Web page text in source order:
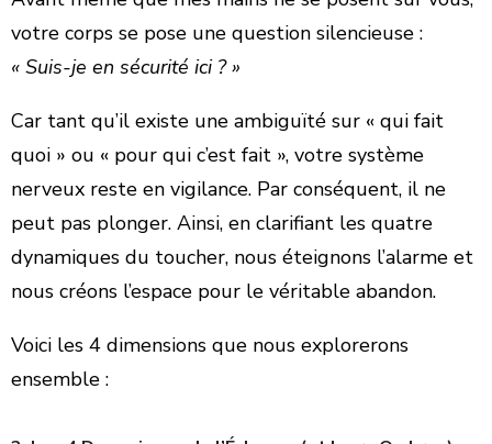
votre corps se pose une question silencieuse :
« Suis-je en sécurité ici ? »
​Car tant qu’il existe une ambiguïté sur « qui fait
quoi » ou « pour qui c’est fait », votre système
nerveux reste en vigilance. Par conséquent, il ne
peut pas plonger. Ainsi, en clarifiant les quatre
dynamiques du toucher, nous éteignons l’alarme et
nous créons l’espace pour le véritable abandon.
​Voici les 4 dimensions que nous explorerons
ensemble :